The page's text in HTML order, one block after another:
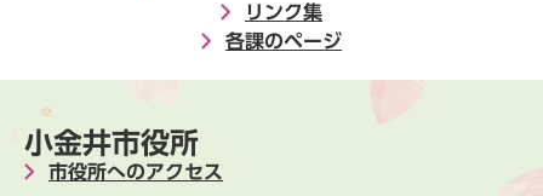
リンク集
各課のページ
小金井市役所
市役所へのアクセス